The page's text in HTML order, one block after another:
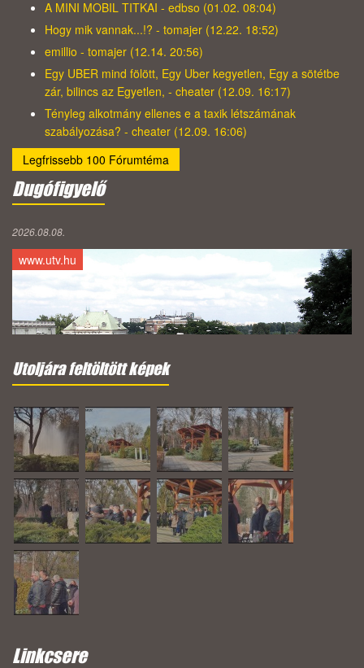
A MINI MOBIL TITKAI - edbso (01.02. 08:04)
Hogy mik vannak...!? - tomajer (12.22. 18:52)
emillio - tomajer (12.14. 20:56)
Egy UBER mind fölött, Egy Uber kegyetlen, Egy a sötétbe
zár, bilincs az Egyetlen, - cheater (12.09. 16:17)
Tényleg alkotmány ellenes e a taxik létszámának
szabályozása? - cheater (12.09. 16:06)
Legfrissebb 100 Fórumtéma
Dugófigyelő
2026.08.08.
www.utv.hu
Utoljára feltöltött képek
Linkcsere